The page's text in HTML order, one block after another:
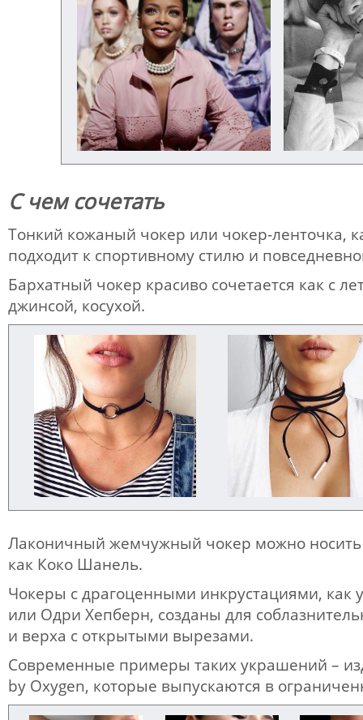
С чем сочетать
Тонкий кожаный чокер или чокер-ленточка,
подходит к спортивному стилю и
Бархатный чокер красиво сочетается как с
джинсой, косухой.
Лаконичный жемчужный чокер можно
как Коко Шанель.
Чокеры с драгоценными инкрустациями, как
или Одри Хепберн, созданы для
и верха с открытыми вырезами.
Современные примеры таких украшений –
by Oxygen, которые выпускаются в